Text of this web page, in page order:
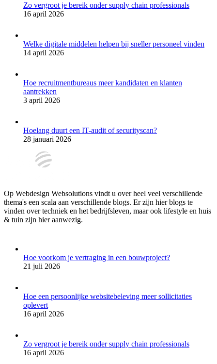
Zo vergroot je bereik onder supply chain professionals
16 april 2026
Welke digitale middelen helpen bij sneller personeel vinden
14 april 2026
Hoe recruitmentbureaus meer kandidaten en klanten
aantrekken
3 april 2026
Hoelang duurt een IT-audit of securityscan?
28 januari 2026
Op Webdesign Websolutions vindt u over heel veel verschillende
thema's een scala aan verschillende blogs. Er zijn hier blogs te
vinden over techniek en het bedrijfsleven, maar ook lifestyle en huis
& tuin zijn hier aanwezig.
Hoe voorkom je vertraging in een bouwproject?
21 juli 2026
Hoe een persoonlijke websitebeleving meer sollicitaties
oplevert
16 april 2026
Zo vergroot je bereik onder supply chain professionals
16 april 2026